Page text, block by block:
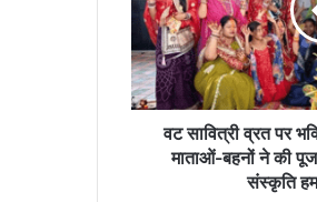
भक्ति
डूबा
भिलाई:
कोहका
माताओं-
वट सावित्री व्रत पर
माताओं-बहनों ने की
संस्कृति